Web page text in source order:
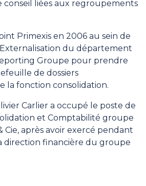
conseil liées aux regroupements
Primexis en 2006 au sein de
Externalisation du département
Groupe pour prendre
de dossiers
la fonction consolidation.
Carlier a occupé le poste de
et Comptabilité groupe
Cie, après avoir exercé pendant
direction financière du groupe